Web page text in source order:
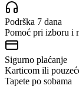
Podrška 7 dana
Pomoć pri izboru i
Sigurno plaćanje
Karticom ili
Tapete po sobama